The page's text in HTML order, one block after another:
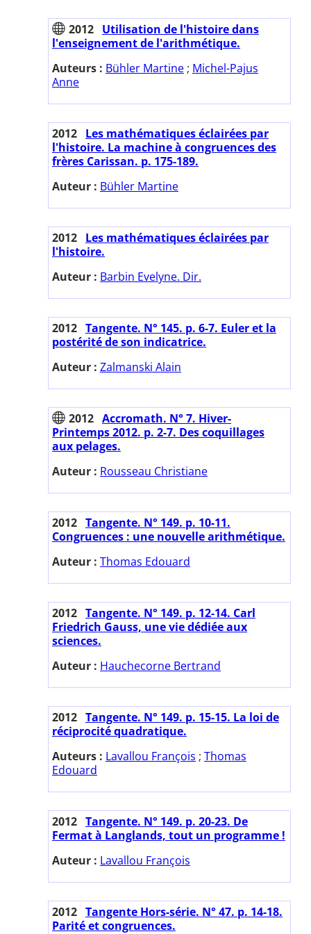
2012 Utilisation de l'histoire dans
l'enseignement de l'arithmétique.
Auteurs : Bühler Martine ; Michel-Pajus
Anne
2012 Les mathématiques éclairées par
l'histoire. La machine à congruences des
frères Carissan. p. 175-189.
Auteur : Bühler Martine
2012 Les mathématiques éclairées par
l'histoire.
Auteur : Barbin Evelyne. Dir.
2012 Tangente. N° 145. p. 6-7. Euler et la
postérité de son indicatrice.
Auteur : Zalmanski Alain
2012 Accromath. N° 7. Hiver-
Printemps 2012. p. 2-7. Des coquillages
aux pelages.
Auteur : Rousseau Christiane
2012 Tangente. N° 149. p. 10-11.
Congruences : une nouvelle arithmétique.
Auteur : Thomas Edouard
2012 Tangente. N° 149. p. 12-14. Carl
Friedrich Gauss, une vie dédiée aux
sciences.
Auteur : Hauchecorne Bertrand
2012 Tangente. N° 149. p. 15-15. La loi de
réciprocité quadratique.
Auteurs : Lavallou François ; Thomas
Edouard
2012 Tangente. N° 149. p. 20-23. De
Fermat à Langlands, tout un programme !
Auteur : Lavallou François
2012 Tangente Hors-série. N° 47. p. 14-18.
Parité et congruences.